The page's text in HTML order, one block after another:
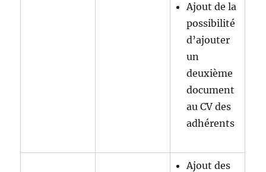
Ajout de la
possibilité
d’ajouter
un
deuxième
document
au CV des
adhérents
Ajout des